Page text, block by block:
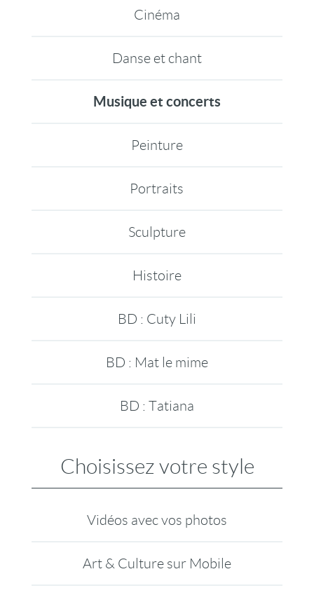
Cinéma
Danse et chant
Musique et concerts
Peinture
Portraits
Sculpture
Histoire
BD : Cuty Lili
BD : Mat le mime
BD : Tatiana
Choisissez votre style
Vidéos avec vos photos
Art & Culture sur Mobile